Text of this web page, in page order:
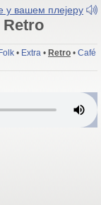
у вашем плејеру
Retro
Folk • Extra • Retro • Café